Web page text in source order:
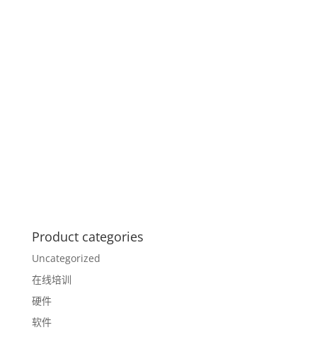
Product categories
Uncategorized
在线培训
硬件
软件